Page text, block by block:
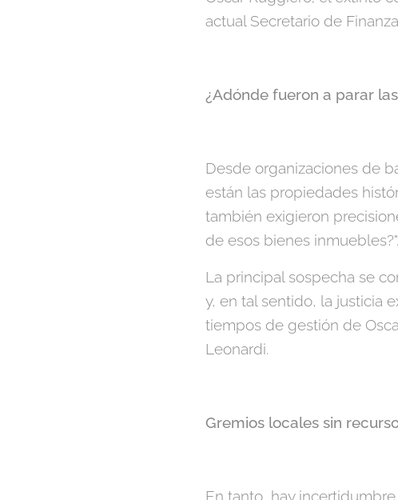
actual Secretario de
¿Adónde fueron a parar
Desde organizaciones de
están las propiedades
también exigieron
de esos bienes inmuebles?".
La principal sospecha se
y, en tal sentido, la justicia
tiempos de gestión de
Leonardi.
Gremios locales sin
En tanto, hay